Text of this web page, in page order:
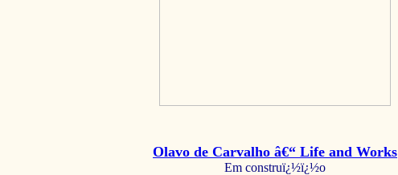
Olavo de Carvalho â€“ Life and Works
Em construï¿½ï¿½o